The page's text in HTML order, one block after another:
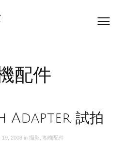
配件
Adapter 試拍
19, 2008 in 攝影 相機配件